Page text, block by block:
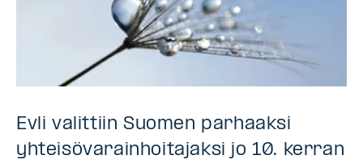
Evli valittiin Suomen parhaaksi
yhteisövarainhoitajaksi jo 10. kerran